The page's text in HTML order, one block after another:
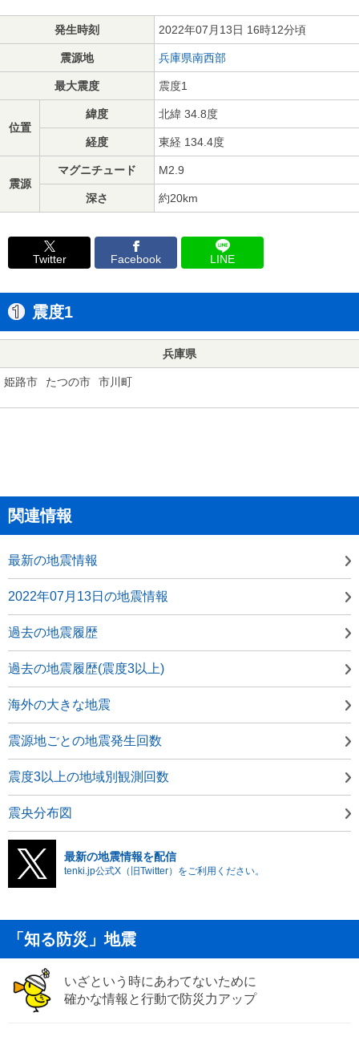
発生時刻 2022年07月13日 16時12分頃
震源地 兵庫県南西部
最大震度 震度1
位置
緯度 北緯 34.8度
経度 東経 134.4度
震源
マグニチュード M2.9
深さ 約20km
Twitter Facebook LINE
震度1
兵庫県
姫路市 たつの市 市川町
関連情報
最新の地震情報
2022年07月13日の地震情報
過去の地震履歴
過去の地震履歴(震度3以上)
海外の大きな地震
震源地ごとの地震発生回数
震度3以上の地域別観測回数
震央分布図
最新の地震情報を配信
tenki.jp公式X（旧Twitter）をご利用ください。
「知る防災」地震
いざという時にあわてないために
確かな情報と行動で防災力アップ